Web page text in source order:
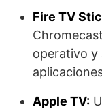
Fire TV
operativo y
Apple TV: